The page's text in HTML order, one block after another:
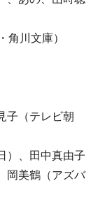
川文庫）
子（テレビ朝
）、田中真由子
岡美鶴（アズバ